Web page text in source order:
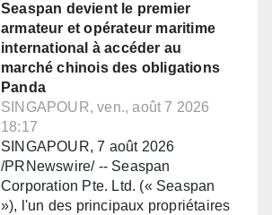
Seaspan devient le premier
armateur et opérateur maritime
international à accéder au
marché chinois des obligations
Panda
SINGAPOUR, ven., août 7 2026
18:17
SINGAPOUR, 7 août 2026
/PRNewswire/ -- Seaspan
Corporation Pte. Ltd. (« Seaspan
»), l'un des principaux propriétaires